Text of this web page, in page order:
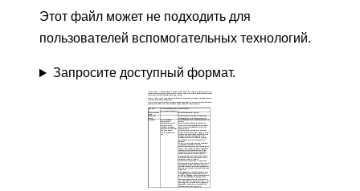
Этот файл может не подходить для
пользователей вспомогательных технологий.
Запросите доступный формат.